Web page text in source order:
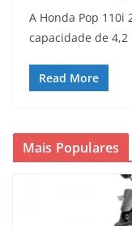
A Honda Pop
capacidade de
Read More
Mais Populares